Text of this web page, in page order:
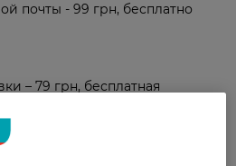
почты - 99 грн, бесплатно
– 79 грн, бесплатная
магазине Watsons